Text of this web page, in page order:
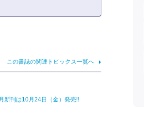
この書誌の関連トピックス一覧へ
刊は10月24日（金）発売!!